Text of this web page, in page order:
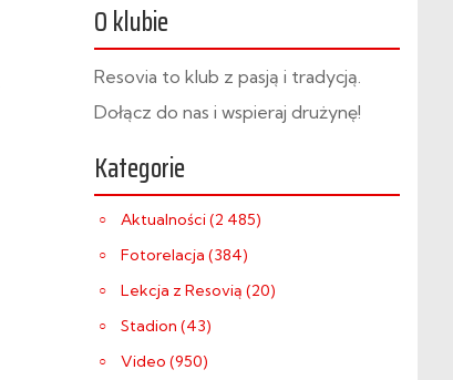
O klubie
Resovia to klub z pasją i tradycją.
Dołącz do nas i wspieraj drużynę!
Kategorie
Aktualności (2 485)
Fotorelacja (384)
Lekcja z Resovią (20)
Stadion (43)
Video (950)